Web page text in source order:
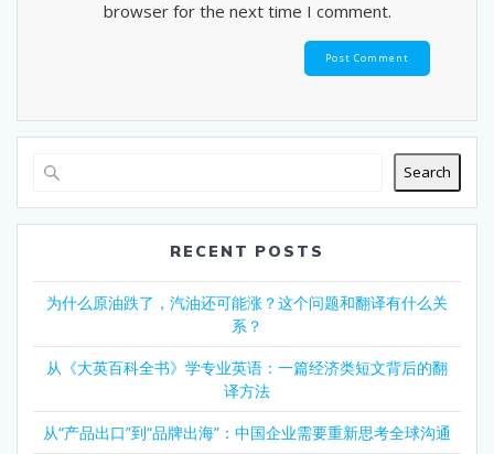
browser for the next time I comment.
Search
RECENT POSTS
为什么原油跌了，汽油还可能涨？这个问题和翻译有什么关
系？
从《大英百科全书》学专业英语：一篇经济类短文背后的翻
译方法
从“产品出口”到“品牌出海”：中国企业需要重新思考全球沟通